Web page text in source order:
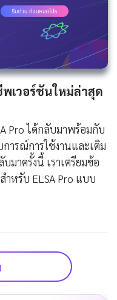
พเวอร์ชันใหม่ล่าสุด
Pro ได้กลับมาพร้อมกับ
ารณ์การใช้งานและเติม
มาครั้งนี้ เราเตรียมข้อ
ำหรับ ELSA Pro แบบ